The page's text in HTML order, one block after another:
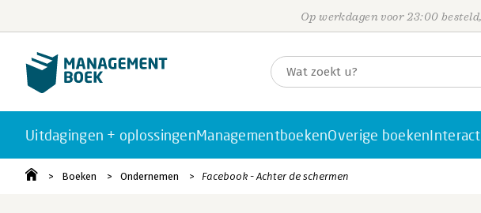
Op werkdagen voor 23:00
Uitdagingen + oplossingenManagementboekenOverige boeken
Boeken Ondernemen Facebook - Achter de schermen